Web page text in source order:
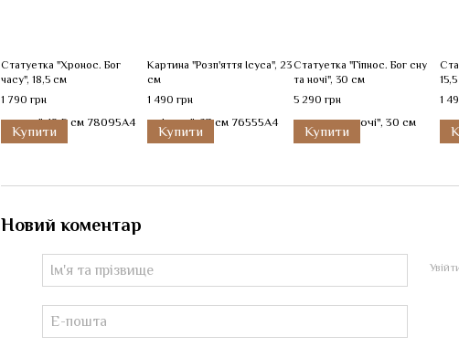
Статуетка "Хронос. Бог
часу", 18,5 см
1 790 грн
Купити
Картина "Розп'яття Ісуса", 23
см
1 490 грн
Купити
Статуетка "Гіпнос. Бог сну
та ночі", 30 см
5 290 грн
Купити
1
Новий коментар